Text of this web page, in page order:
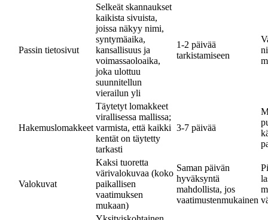
Passin tietosivut
Selkeät skannaukset
kaikista sivuista,
joissa näkyy nimi,
syntymäaika,
kansallisuus ja
voimassaoloaika,
joka ulottuu
suunnitellun
vierailun yli
1-2 päivää
tarkistamiseen
Hakemuslomakkeet
Täytetyt lomakkeet
virallisessa mallissa;
varmista, että kaikki
kentät on täytetty
tarkasti
3-7 päivää
Valokuvat
Kaksi tuoretta
värivalokuvaa (koko
paikallisen
vaatimuksen
mukaan)
Saman päivän
hyväksyntä
mahdollista, jos
vaatimustenmukainen